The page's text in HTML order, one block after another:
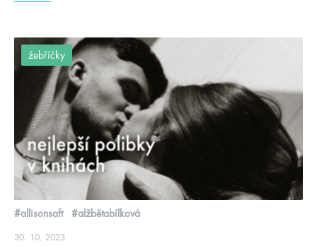
žebříčky
#allisonsaft #alžbětabílková
30. 10. 2023